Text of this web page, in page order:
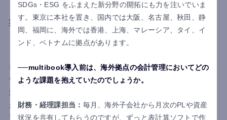
日本のキャラクターグッズを世界に届ける上場企
業が直面した、 アメリカ拠点における表計算ソフ
トでの会計・販売管理の限界と、その解決策
社エスケイジャパン。アメリカ拠点の成長に伴い、会計・販売
管理を表計算ソフトで行う体制に限界が生じ、入力ミスや請求
漏れ、在庫・残高のリアルタイム把握が困難になるなどの課題
が顕在化しました。内部統制強化も見据え、ドル建てを含む多
通貨対応と日本語UIを評価しmultibookを導入。受注から請求、
SDGs・ESG をふまえた新分野の開拓にも力を注いでいま
す。東京に本社を置き、国内では大阪、名古屋、秋田、静
岡、福岡に、海外では香港、上海、マレーシア、タイ、イ
ンド、ベトナムに拠点があります。
multibook導入前は、海外拠点の会計管理においてどの
ような課題を抱えていたのでしょうか。
財務・経理課担当： 毎月、海外子会社から月次のPLや資産
状況を共有してもらうのですが、ずっと表計算ソフトで作